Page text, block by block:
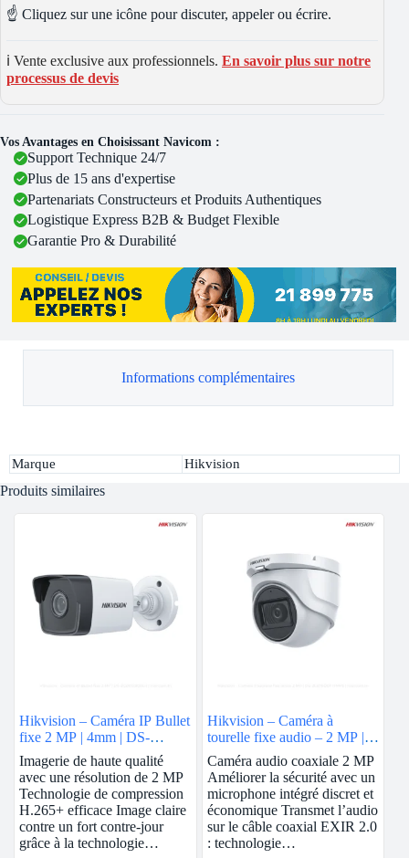
☝️ Cliquez sur une icône pour discuter, appeler ou écrire.
ℹ️ Vente exclusive aux professionnels. En savoir plus sur notre
processus de devis
Vos Avantages en Choisissant Navicom :
Support Technique 24/7
Plus de 15 ans d'expertise
Partenariats Constructeurs et Produits Authentiques
Logistique Express B2B & Budget Flexible
Garantie Pro & Durabilité
Informations complémentaires
Marque Hikvision
Produits similaires
Hikvision – Caméra IP Bullet
fixe 2 MP | 4mm | DS-
2CD1023G0E-I
Imagerie de haute qualité
avec une résolution de 2 MP
Technologie de compression
H.265+ efficace Image claire
contre un fort contre-jour
grâce à la technologie…
Hikvision – Caméra à
tourelle fixe audio – 2 MP |
DS-2CE76D0T-ITMFS
Caméra audio coaxiale 2 MP
Améliorer la sécurité avec un
microphone intégré discret et
économique Transmet l’audio
sur le câble coaxial EXIR 2.0
: technologie…